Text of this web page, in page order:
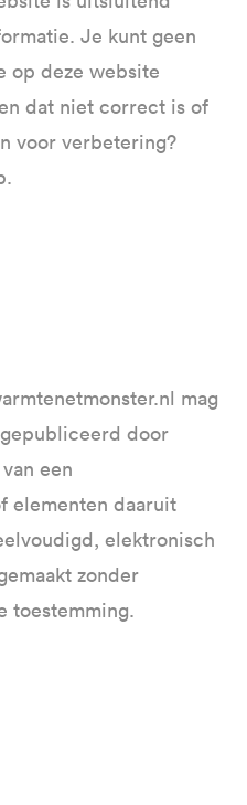
Je kunt geen
op deze website
dat niet correct is of
voor verbetering?
mag
door
een
elementen daaruit
elektronisch
zonder
toestemming.